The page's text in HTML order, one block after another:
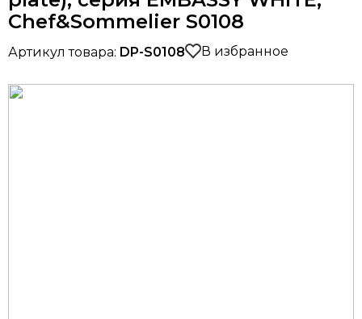
Chef&Sommelier S0108
Артикул товара: DP-S0108 В избранное